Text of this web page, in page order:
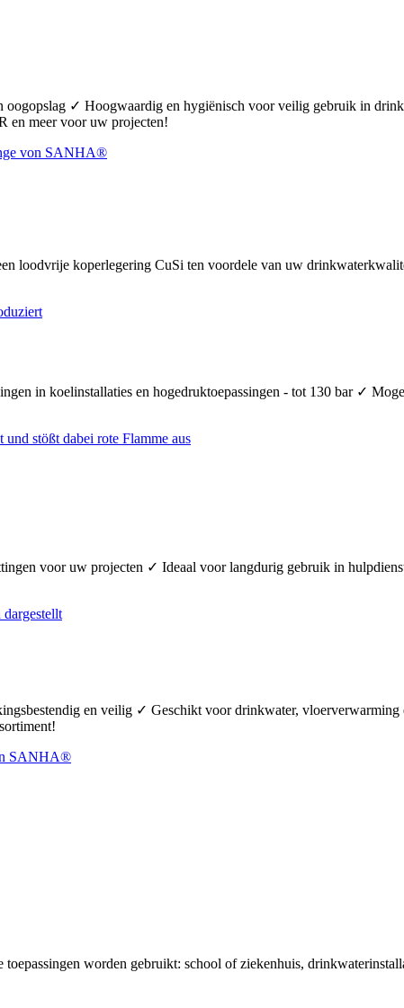
✓ Hoogwaardig en hygiënisch voor veilig gebruik in
meer voor uw projecten!
loodvrije koperlegering CuSi ten voordele van uw
in koelinstallaties en hogedruktoepassingen - tot 130 bar ✓
voor uw projecten ✓ Ideaal voor langdurig gebruik in
en veilig ✓ Geschikt voor drinkwater,
worden gebruikt: school of ziekenhuis,